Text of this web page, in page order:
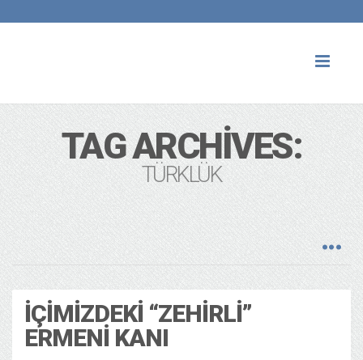
TAG ARCHIVES:
TÜRKLÜK
İÇIMIZDEKI “ZEHIRLI”
ERMENI KANI